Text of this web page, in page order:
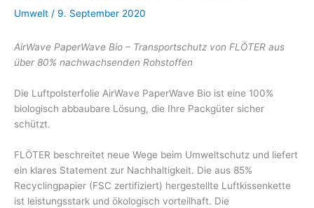
Umwelt / 9. September 2020
AirWave PaperWave Bio – Transportschutz von FLÖTER aus
über 80% nachwachsenden Rohstoffen
Die Luftpolsterfolie AirWave PaperWave Bio ist eine 100%
biologisch abbaubare Lösung, die Ihre Packgüter sicher
schützt.
FLÖTER beschreitet neue Wege beim Umweltschutz und liefert
ein klares Statement zur Nachhaltigkeit. Die aus 85%
Recyclingpapier (FSC zertifiziert) hergestellte Luftkissenkette
ist leistungsstark und ökologisch vorteilhaft. Die